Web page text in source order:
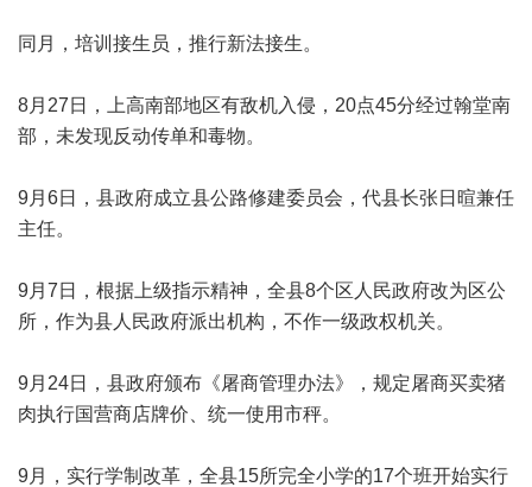
同月，培训接生员，推行新法接生。
8月27日，上高南部地区有敌机入侵，20点45分经过翰堂南
部，未发现反动传单和毒物。
9月6日，县政府成立县公路修建委员会，代县长张日暄兼任
主任。
9月7日，根据上级指示精神，全县8个区人民政府改为区公
所，作为县人民政府派出机构，不作一级政权机关。
9月24日，县政府颁布《屠商管理办法》，规定屠商买卖猪
肉执行国营商店牌价、统一使用市秤。
9月，实行学制改革，全县15所完全小学的17个班开始实行